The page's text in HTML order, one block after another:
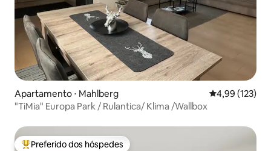
Apartamento ⋅ Mahlberg 4,99 de uma
4,99 (123)
"TiMia" Europa Park / Rulantica/ Klima /Wallbox
Preferido dos hóspedes